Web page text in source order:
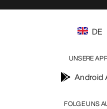
FOLGE UNS
DE
UNSERE
Android